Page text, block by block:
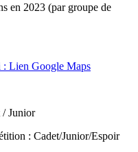
en 2023 (par groupe de
: Lien Google Maps
/ Junior
: Cadet/Junior/Espoir